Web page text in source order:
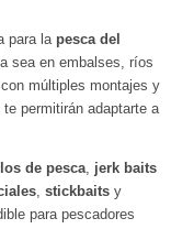
para la pesca del
sea en embalses, ríos
múltiples montajes y
permitirán adaptarte a
de pesca, jerk baits
, stickbaits y
para pescadores